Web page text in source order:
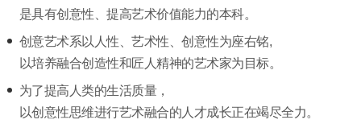
是具有创意性、提高艺术价值能力的本科。
创意艺术系以人性、艺术性、创意性为座右铭,
以培养融合创造性和匠人精神的艺术家为目标。
为了提高人类的生活质量，
以创意性思维进行艺术融合的人才成长正在竭尽全力。